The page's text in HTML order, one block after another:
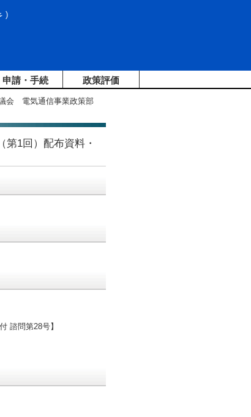
)
申請・手続 政策評価
会 電気通信事業政策部
1回）配布資料・
諮問第28号】